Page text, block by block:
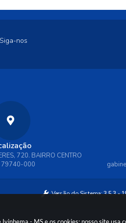
Siga-nos
720. BAIRRO CENTRO
79740-000
Versão do Sistema:3.5.3 -